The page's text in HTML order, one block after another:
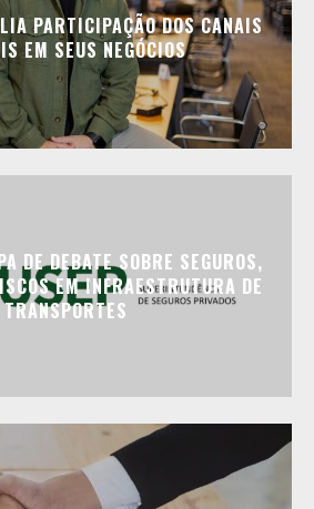
PARTICIPAÇÃO DOS CANAIS
EM SEUS NEGÓCIOS
DE DEBATE SOBRE SEGUROS,
EM INFRAESTRUTURA DE
TRANSPORTES